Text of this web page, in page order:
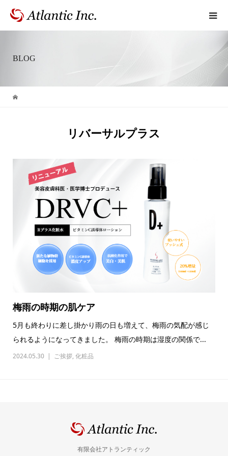
BLOG
リバーサルプラス
梅雨の時期の肌ケア
5月も終わりに差し掛かり雨の日も増えて、梅雨の気配が感じ
られるようになってきました。 梅雨の時期は湿度の関係で...
2024.05.30 ご挨拶, 化粧品
有限会社アトランティック